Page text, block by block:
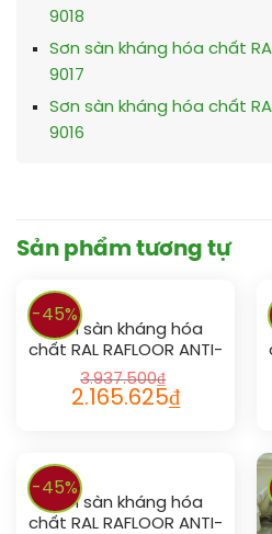
9018
Sơn sàn kháng hóa chất RAL
9017
Sơn sàn kháng hóa chất RAL
9016
Sản phẩm tương tự
-45%
Sơn sàn kháng hóa
chất RAL RAFLOOR ANTI-
CHEM 1021
3.937.500₫
2.165.625₫
-45%
Sơn sàn kháng hóa
chất RAL RAFLOOR ANTI-